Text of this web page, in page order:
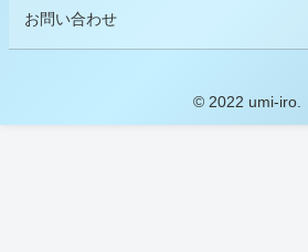
お問い合わせ
© 2022 umi-iro.